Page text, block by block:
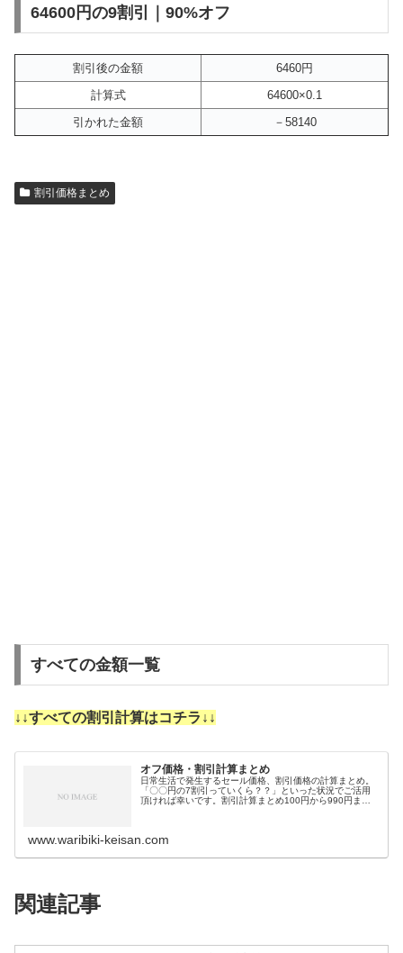
64600円の9割引｜90%オフ
割引後の金額
6460円
計算式
64600×0.1
引かれた金額
－58140
割引価格まとめ
すべての金額一覧
↓↓すべての割引計算はコチラ↓↓
オフ価格・割引計算まとめ
日常生活で発生するセール価格、割引価格の計算まとめ。
「〇〇円の7割引っていくら？？」といった状況でご活用
頂ければ幸いです。割引計算まとめ100円から990円まで
www.waribiki-keisan.com
関連記事